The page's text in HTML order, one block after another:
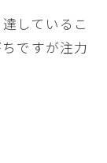
しているこ
ですが注力